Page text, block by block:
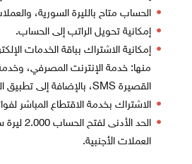
الحساب متاح بالليرة السورية،
إمكانية تحويل الراتب إلى الحساب.
إمكانية الاشتراك بباقة الخدمات
منها: خدمة الإنترنت المصرفي،
القصيرة SMS، بالإضافة إلى تطبيق الموبايل، وخدمة USSD.
الاشتراك بخدمة الاقتطاع المباشر
الحد
العملات الأجنبية.